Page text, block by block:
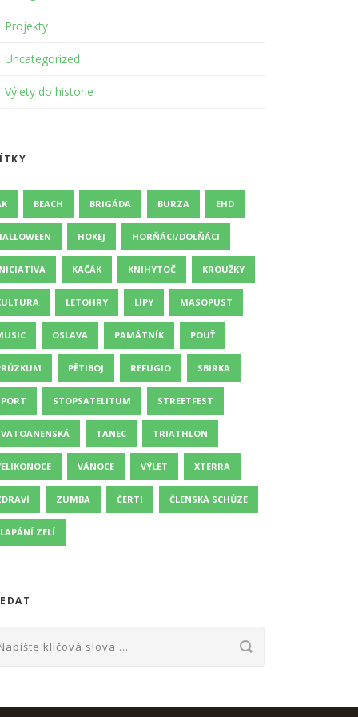
Projekty
Uncategorized
Výlety do historie
BEACH BRIGÁDA BURZA EHD
HOKEJ HORŇÁCI/DOLŇÁCI
KAČÁK KNIHYTOČ KROUŽKY
LETOHRY LÍPY MASOPUST
OSLAVA PAMÁTNÍK POUŤ
PĚTIBOJ REFUGIO SBIRKA
STOPSATELITUM STREETFEST
TANEC TRIATHLON
VÁNOCE VÝLET XTERRA
ZUMBA ČERTI ČLENSKÁ SCHŮZE
ZELÍ